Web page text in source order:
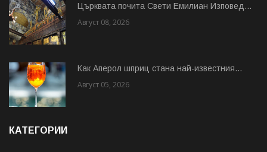
Църквата почита Свeти Емилиан Изповед...
Август 08, 2026
Как Аперол шприц стана най-известния...
Август 05, 2026
КАТЕГОРИИ